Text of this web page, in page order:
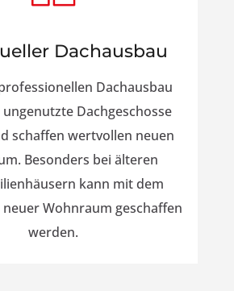
Dachausbau
Dachausbau
Dachgeschosse
schaffen wertvollen neuen
Besonders bei älteren
kann mit dem
neuer Wohnraum geschaffen
werden.